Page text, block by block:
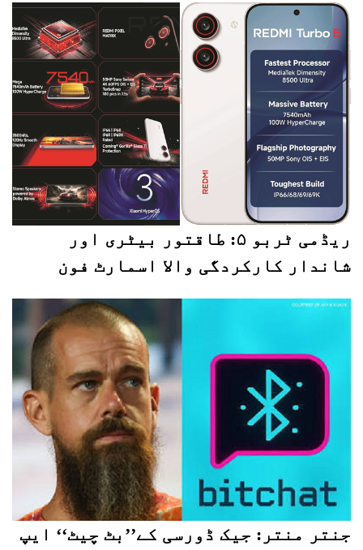
ریڈمی ٹربو ۵: طاقتور بیٹری اور
شاندار کارکردگی والا اسمارٹ فون
جنتر منتر: جیک ڈورسی کے’’بٹ چیٹ‘‘ ایپ